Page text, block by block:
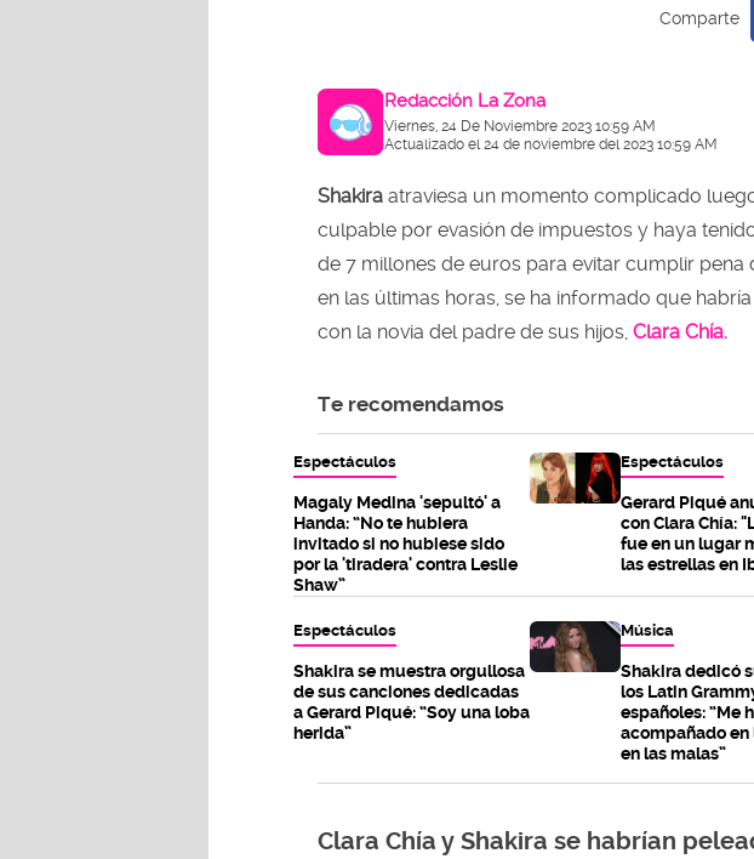
Redacción La Zona
Viernes, 24 De Noviembre 2023 10:59 AM
Actualizado el 24 de noviembre del 2023 10:59 AM
Shakira atraviesa un momento complicado
culpable por evasión de impuestos y haya
de 7 millones de euros para evitar cumplir pena
en las últimas horas, se ha informado que
con la novia del padre de sus hijos, Clara Chía.
Te recomendamos
Espectáculos
Magaly Medina 'sepultó' a
Handa: “No te hubiera
invitado si no hubiese sido
por la 'tiradera' contra Leslie
Shaw”
Espectáculos
Gerard Piqué
con Clara Chía:
fue en un lugar
las estrellas en
Espectáculos
Shakira se muestra orgullosa
de sus canciones dedicadas
a Gerard Piqué: “Soy una loba
herida”
Música
Shakira dedicó
los Latin
españoles: “Me
acompañado en
en las malas”
Clara Chía y Shakira se habrían